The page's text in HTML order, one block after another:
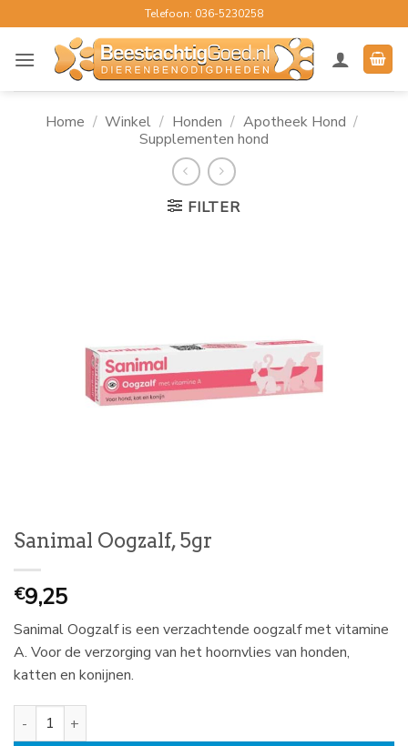
naar
inhoud
Telefoon: 036-5230258
Home / Winkel / Honden / Apotheek Hond /
Supplementen hond
FILTER
Sanimal Oogzalf, 5gr
€9,25
Sanimal Oogzalf is een verzachtende oogzalf met vitamine
A. Voor de verzorging van het hoornvlies van honden,
katten en konijnen.
Sanimal Oogzalf, 5gr aantal